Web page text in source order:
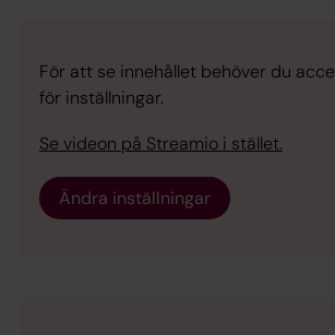
För att se innehållet behöver du
för inställningar.
Se videon på Streamio i stället.
Ändra inställningar